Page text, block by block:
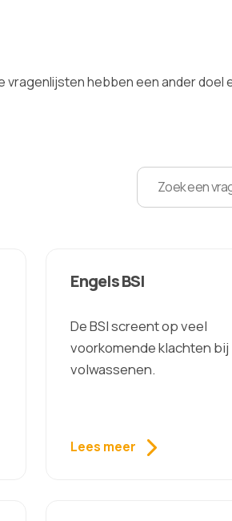
hebben een ander doel
Engels BSI
De BSI screent op veel
voorkomende klachten bij
volwassenen.
Lees meer